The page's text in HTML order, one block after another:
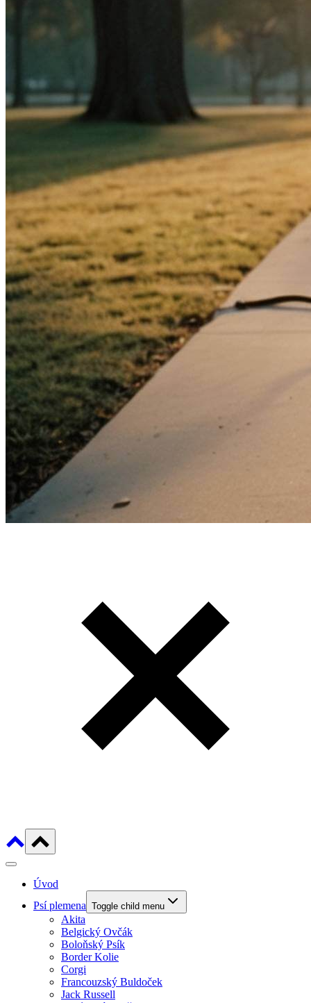
Úvod
Psí plemena Toggle child menu
Akita
Belgický Ovčák
Boloňský Psík
Border Kolie
Corgi
Francouzský Buldoček
Jack Russell